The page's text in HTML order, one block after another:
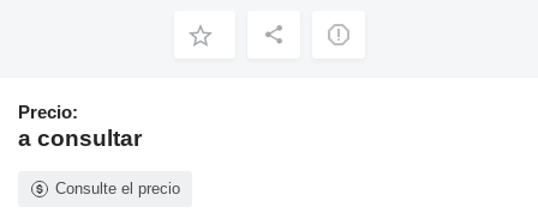
Precio:
a consultar
Consulte el precio